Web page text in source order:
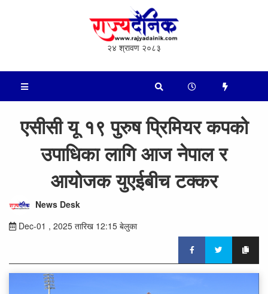
२४ श्रावण २०८३
एसीसी यू १९ पुरुष प्रिमियर कपको
उपाधिका लागि आज नेपाल र
आयोजक युएईबीच टक्कर
News Desk
Dec-01 , 2025 तारिख 12:15 बेलुका